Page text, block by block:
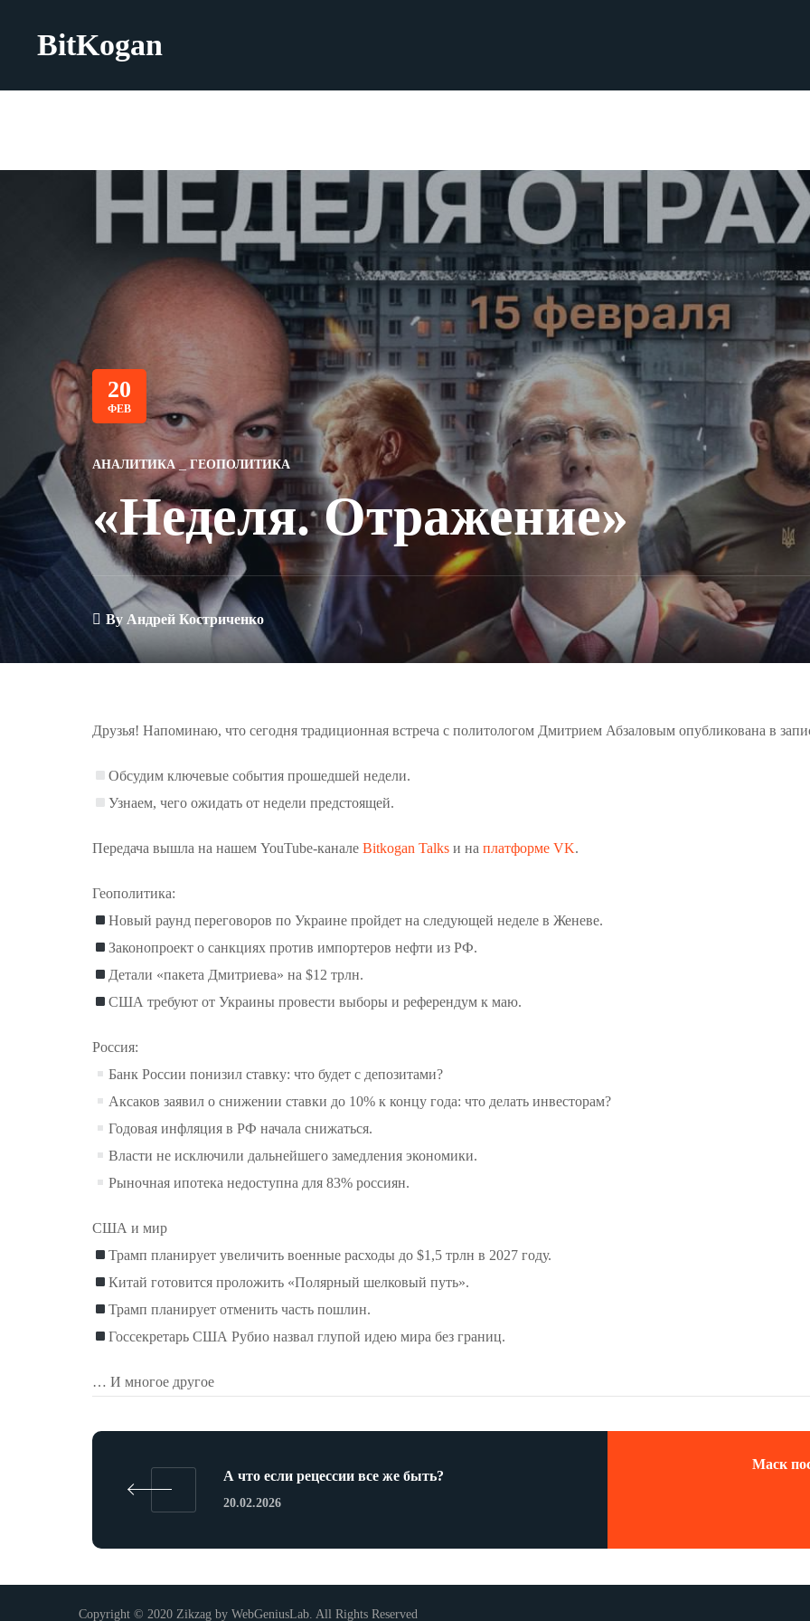
BitKogan
20
ФЕВ
АНАЛИТИКА ГЕОПОЛИТИКА
«Неделя. Отражение»
By Андрей Костриченко
Друзья! Напоминаю, что сегодня традиционная встреча с политологом Дмитрием Абзаловым опубликована в
Обсудим ключевые события прошедшей недели.
Узнаем, чего ожидать от недели предстоящей.
Передача вышла на нашем YouTube-канале Bitkogan Talks и на платформе VK.
Геополитика:
Новый раунд переговоров по Украине пройдет на следующей неделе в Женеве.
Законопроект о санкциях против импортеров нефти из РФ.
Детали «пакета Дмитриева» на $12 трлн.
США требуют от Украины провести выборы и референдум к маю.
Россия:
Банк России понизил ставку: что будет с депозитами?
Аксаков заявил о снижении ставки до 10% к концу года: что делать инвесторам?
Годовая инфляция в РФ начала снижаться.
Власти не исключили дальнейшего замедления экономики.
Рыночная ипотека недоступна для 83% россиян.
США и мир
Трамп планирует увеличить военные расходы до $1,5 трлн в 2027 году.
Китай готовится проложить «Полярный шелковый путь».
Трамп планирует отменить часть пошлин.
Госсекретарь США Рубио назвал глупой идею мира без границ.
… И многое другое
А что если рецессии все же быть?
20.02.2026
Маск
Copyright © 2020 Zikzag by WebGeniusLab. All Rights Reserved